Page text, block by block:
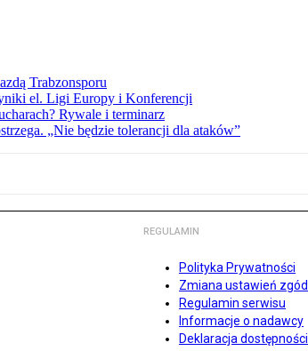
Trabzonsporu
el. Ligi Europy i Konferencji
Rywale i terminarz
„Nie będzie tolerancji dla ataków”
REGULAMIN
Polityka Prywatności
Zmiana ustawień zgód
Regulamin serwisu
Informacje o nadawcy
Deklaracja dostępności